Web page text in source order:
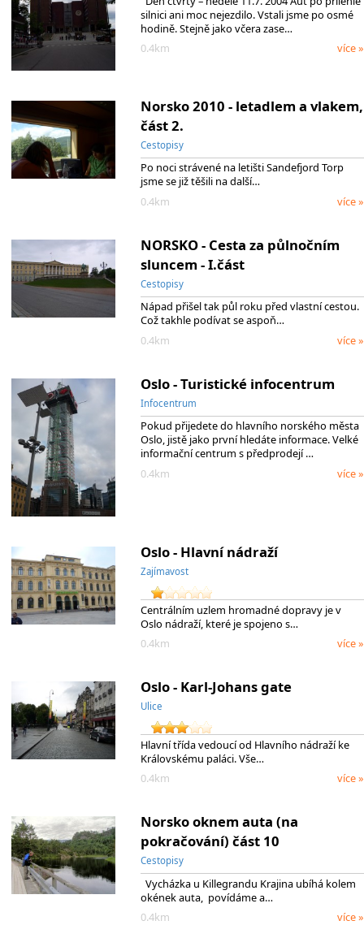
silnici ani moc nejezdilo. Vstali jsme po osmé
hodině. Stejně jako včera zase…
0.4km
více »
Norsko 2010 - letadlem a vlakem,
část 2.
Cestopisy
Po noci strávené na letišti Sandefjord Torp
jsme se již těšili na další…
0.4km
více »
NORSKO - Cesta za půlnočním
sluncem - I.část
Cestopisy
Nápad přišel tak půl roku před vlastní cestou.
Což takhle podívat se aspoň…
0.4km
více »
Oslo - Turistické infocentrum
Infocentrum
Pokud přijedete do hlavního norského města
Oslo, jistě jako první hledáte informace. Velké
informační centrum s předprodejí …
0.4km
více »
Oslo - Hlavní nádraží
Zajímavost
Centrálním uzlem hromadné dopravy je v
Oslo nádraží, které je spojeno s…
0.4km
více »
Oslo - Karl-Johans gate
Ulice
Hlavní třída vedoucí od Hlavního nádraží ke
Královskému paláci. Vše…
0.4km
více »
Norsko oknem auta (na
pokračování) část 10
Cestopisy
Vycházka u Killegrandu Krajina ubíhá kolem
okének auta, povídáme a…
0.4km
více »